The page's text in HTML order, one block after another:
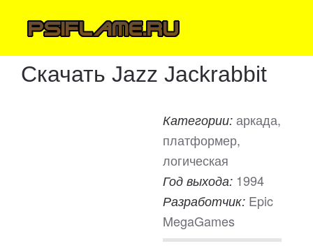
Скачать Jazz Jackrabbit
Категории: аркада,
платформер,
логическая
Год выхода: 1994
Разработчик: Epic
MegaGames